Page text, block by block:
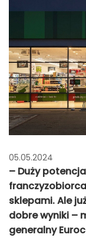
05.05.2024
– Duży
sklepami. Ale
dobre wyniki –
generalny